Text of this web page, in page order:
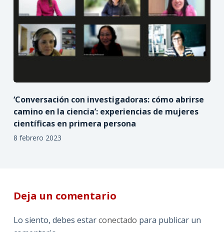
‘Conversación con investigadoras: cómo abrirse
camino en la ciencia’: experiencias de mujeres
científicas en primera persona
8 febrero 2023
Deja un comentario
Lo siento, debes estarconectado para publicar un